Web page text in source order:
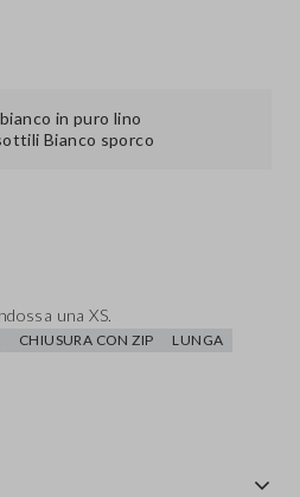
una XS.
CHIUSURA CON ZIP
LUNGA